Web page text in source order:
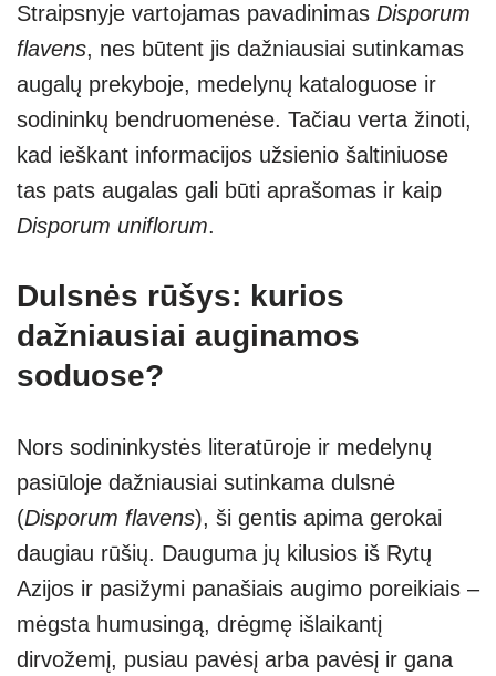
Straipsnyje vartojamas pavadinimas Disporum
flavens, nes būtent jis dažniausiai sutinkamas
augalų prekyboje, medelynų kataloguose ir
sodininkų bendruomenėse. Tačiau verta žinoti,
kad ieškant informacijos užsienio šaltiniuose
tas pats augalas gali būti aprašomas ir kaip
Disporum uniflorum.
Dulsnės rūšys: kurios
dažniausiai auginamos
soduose?
Nors sodininkystės literatūroje ir medelynų
pasiūloje dažniausiai sutinkama dulsnė
(Disporum flavens), ši gentis apima gerokai
daugiau rūšių. Dauguma jų kilusios iš Rytų
Azijos ir pasižymi panašiais augimo poreikiais –
mėgsta humusingą, drėgmę išlaikantį
dirvožemį, pusiau pavėsį arba pavėsį ir gana